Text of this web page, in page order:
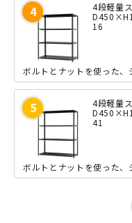
4段軽量
16
4段軽量
41